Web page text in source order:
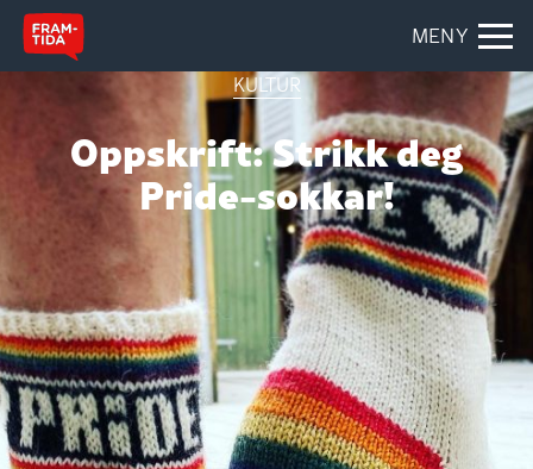
MENY
KULTUR
Oppskrift: Strikk deg
Pride-sokkar!